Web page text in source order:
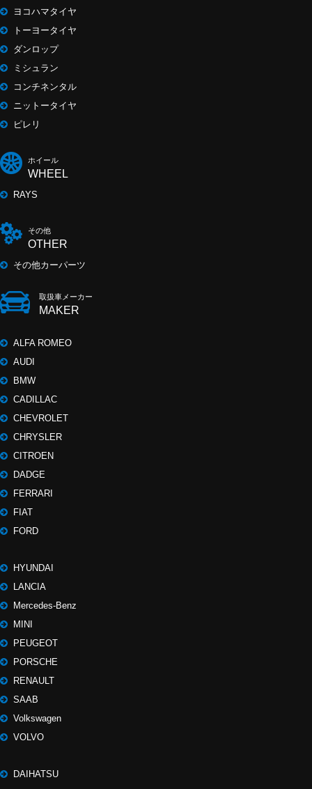
ヨコハマタイヤ
トーヨータイヤ
ダンロップ
ミシュラン
コンチネンタル
ニットータイヤ
ピレリ
ホイール
WHEEL
RAYS
その他
OTHER
その他カーパーツ
取扱車メーカー
MAKER
ALFA ROMEO
AUDI
BMW
CADILLAC
CHEVROLET
CHRYSLER
CITROEN
DADGE
FERRARI
FIAT
FORD
HYUNDAI
LANCIA
Mercedes-Benz
MINI
PEUGEOT
PORSCHE
RENAULT
SAAB
Volkswagen
VOLVO
DAIHATSU